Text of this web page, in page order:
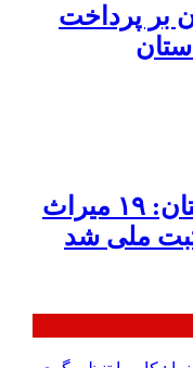
بر پرداخت
مدیرکل میراث فرهنگی استان: ۱۹ میراث
ثبت ملی شد